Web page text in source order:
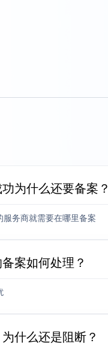
为什么还要备案？
务商就需要在哪里备案
案如何处理？
什么还是阻断？